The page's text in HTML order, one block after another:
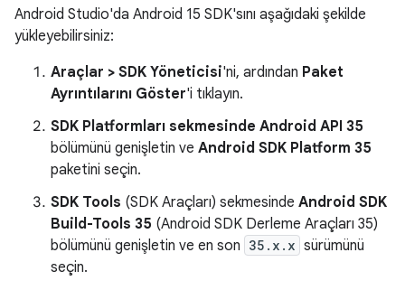
Android Studio'da Android 15 SDK'sını aşağıdaki şekilde
yükleyebilirsiniz:
Araçlar > SDK Yöneticisi'ni, ardından Paket
Ayrıntılarını Göster'i tıklayın.
SDK Platformları sekmesinde Android API 35
bölümünü genişletin ve Android SDK Platform 35
paketini seçin.
SDK Tools (SDK Araçları) sekmesinde Android SDK
Build-Tools 35 (Android SDK Derleme Araçları 35)
bölümünü genişletin ve en son 35.x.x sürümünü
seçin.